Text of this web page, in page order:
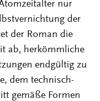
nur
der
der Roman die
ab, herkömmliche
endgültig zu
dem technisch-
gemäße Formen